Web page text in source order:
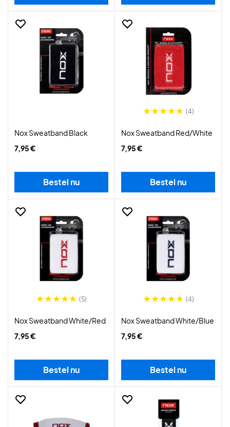
Nox Sweatband Black
7,95 €
Bestel nu
(4)
Nox Sweatband Red/White
7,95 €
Bestel nu
(5)
Nox Sweatband White/Red
7,95 €
Bestel nu
(4)
Nox Sweatband White/Blue
7,95 €
Bestel nu